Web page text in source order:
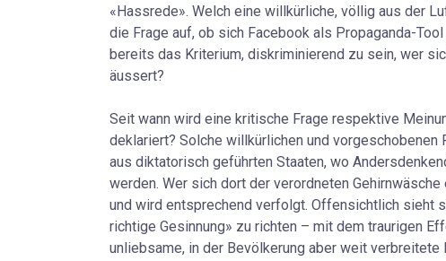
«Hassrede». Welch eine willkürliche, völlig aus der
die Frage auf, ob sich Facebook als Propaganda-
bereits das Kriterium, diskriminierend zu sein, wer
äussert?
Seit wann wird eine kritische Frage respektive
deklariert? Solche willkürlichen und vorgeschobenen
aus diktatorisch geführten Staaten, wo
werden. Wer sich dort der verordneten
und wird entsprechend verfolgt. Offensichtlich sieht
richtige Gesinnung» zu richten – mit dem traurigen
unliebsame, in der Bevölkerung aber weit verbreitete